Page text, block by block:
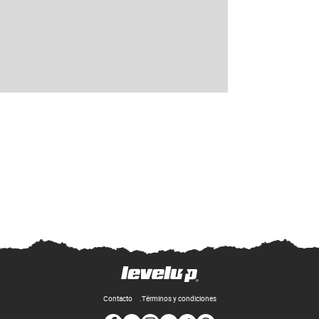
Contacto Términos y condiciones